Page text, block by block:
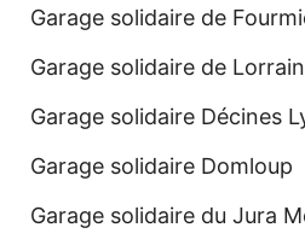
Garage solidaire de
Garage solidaire de
Garage solidaire Décines
Garage solidaire Domloup
Garage solidaire du Jura